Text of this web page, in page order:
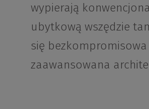
wypierają
ubytkową wszędzie
się bezkompromisowa
zaawansowana